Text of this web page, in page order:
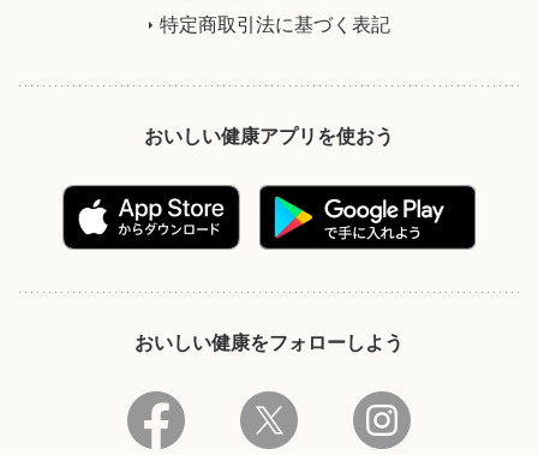
特定商取引法に基づく表記
おいしい健康アプリを使おう
おいしい健康をフォローしよう